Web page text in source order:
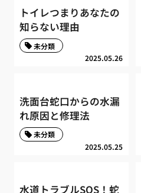
トイレつまりあなたの
知らない理由
2025.05.26
未分類
洗面台蛇口からの水漏
れ原因と修理法
2025.05.25
未分類
水道トラブルSOS！蛇